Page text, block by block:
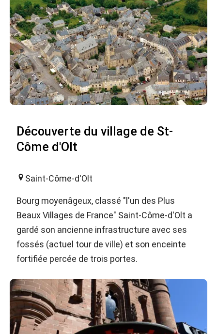
Découverte du village de St-
Côme d'Olt
Saint-Côme-d'Olt
Bourg moyenâgeux, classé "l'un des Plus
Beaux Villages de France" Saint-Côme-d'Olt a
gardé son ancienne infrastructure avec ses
fossés (actuel tour de ville) et son enceinte
fortifiée percée de trois portes.